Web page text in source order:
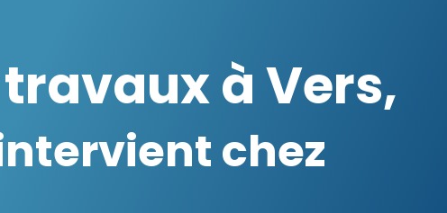
à Vers,
chez